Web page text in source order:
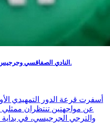
النادي الصفاقسي وجرجيس يتعرّفان على منافسيهما في كأس الكاف.
أسفرت قرعة الدور التمهيدي
عن مواجهتين تنتظران ممثلي
والترجي الجرجيسي، في